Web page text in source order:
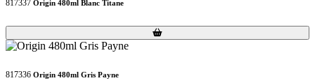
817337 Origin 480ml Blanc Titane
Loading...
Loading...
817336 Origin 480ml Gris Payne